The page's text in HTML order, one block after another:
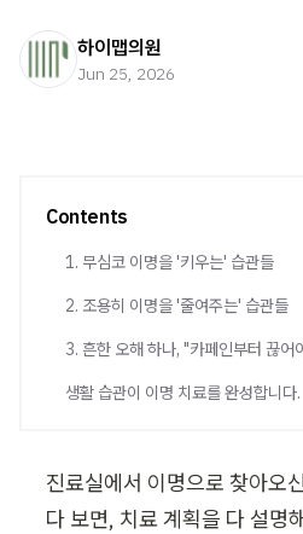
하이맵의원
Jun 25, 2026
Contents
1. 무심코 이명을 '키우는' 습관들
2. 조용히 이명을 '줄여주는' 습관들
3. 흔한 오해 하나, "카페인부터 끊어
생활 습관이 이명 치료를 완성합니다.
진료실에서 이명으로 찾아오
다 보면, 치료 계획을 다 설명